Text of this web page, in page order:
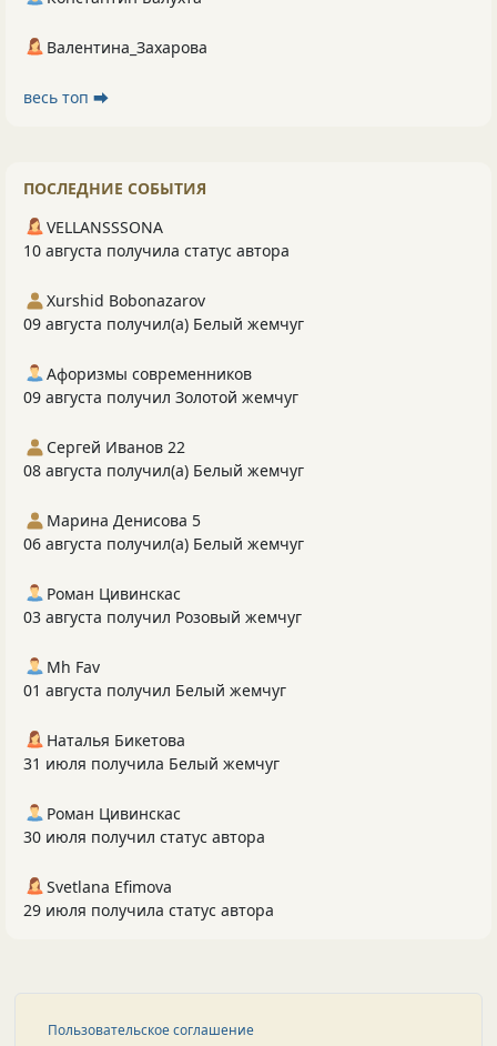
Валентина_Захарова
весь топ ⮕
ПОСЛЕДНИЕ СОБЫТИЯ
VELLANSSSONA
10 августа получила статус автора
Xurshid Bobonazarov
09 августа получил(а) Белый жемчуг
Афоризмы современников
09 августа получил Золотой жемчуг
Сергей Иванов 22
08 августа получил(а) Белый жемчуг
Марина Денисова 5
06 августа получил(а) Белый жемчуг
Роман Цивинскас
03 августа получил Розовый жемчуг
Mh Fav
01 августа получил Белый жемчуг
Наталья Бикетова
31 июля получила Белый жемчуг
Роман Цивинскас
30 июля получил статус автора
Svetlana Efimova
29 июля получила статус автора
Пользовательское соглашение